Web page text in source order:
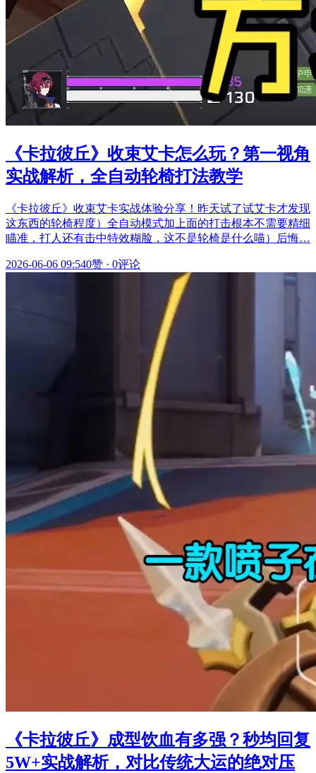
《卡拉彼丘》收束艾卡怎么玩？第一视角
实战解析，全自动轮椅打法教学
《卡拉彼丘》收束艾卡实战体验分享！昨天试了试艾卡才发现
这东西的轮椅程度）全自动模式加上面的打击根本不需要精细
瞄准，打人还有击中特效糊脸，这不是轮椅是什么喵）后悔…
2026-06-06 09:540赞 · 0评论
《卡拉彼丘》成型饮血有多强？秒均回复
5W+实战解析，对比传统大运的绝对压